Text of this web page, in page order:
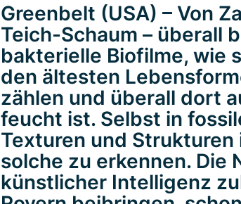
Greenbelt (USA) – Von
Teich-Schaum – überall
bakterielle Biofilme, wie
den ältesten
zählen und überall dort
feucht ist. Selbst in
Texturen und Strukturen
solche zu erkennen. Die
künstlicher Intelligenz